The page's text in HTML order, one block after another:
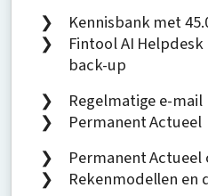
Kennisbank met
Fintool AI
back-up
Regelmatige e-
Permanent Actueel
Permanent
Rekenmodellen en